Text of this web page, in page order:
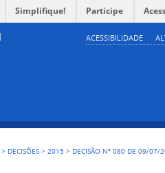
ACESSIBILIDADE
Simplifique! Participe
> DECISÕES >2015 > DECISÃO Nº 080 DE 09/07/